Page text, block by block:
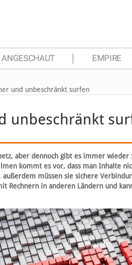
ANGESCHAUT EMPIRE
und unbeschränkt surfen
unbeschränkt
aber dennoch gibt es immer wieder
kommt es vor, dass man Inhalte
müssen sie sichere
Rechnern in anderen Ländern und